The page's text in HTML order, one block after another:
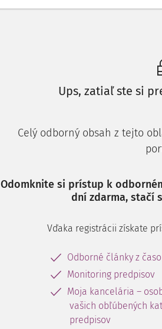
Ups, zatiaľ ste si
Celý odborný obsah z tejto
Odomknite si prístup k
dní zdarma, stačí
Vďaka registrácii získate
Odborné články z
Monitoring predpisov
Moja kancelária –
vašich obľúbených
predpisov